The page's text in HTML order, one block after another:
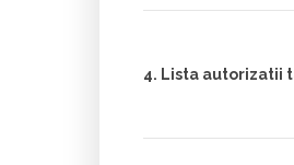
4. Lista autorizatii